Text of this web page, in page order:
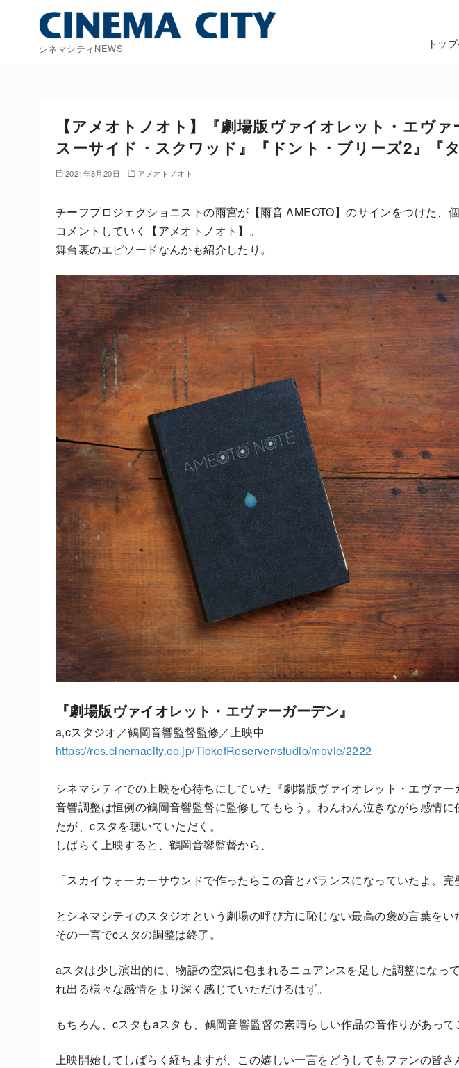
シネマシティNEWS トッ
【アメオトノオト】『劇場版ヴァイオレット・エヴァ
スーサイド・スクワッド』『ドント・ブリーズ2』『
2021年8月20日 アメオトノオト
チーフプロジェクショニストの雨宮が【雨音 AMEOTO】のサインをつけた、
コメントしていく【アメオトノオト】。
舞台裏のエピソードなんかも紹介したり。
『劇場版ヴァイオレット・エヴァーガーデン』
a,cスタジオ／鶴岡音響監督監修／上映中
https://res.cinemacity.co.jp/TicketReserver/studio/movie/2222
シネマシティでの上映を心待ちにしていた『劇場版ヴァイオレット・エヴァー
音響調整は恒例の鶴岡音響監督に監修してもらう。わんわん泣きながら感情
たが、cスタを聴いていただく。
しばらく上映すると、鶴岡音響監督から、
「スカイウォーカーサウンドで作ったらこの音とバランスになっていたよ。完
とシネマシティのスタジオという劇場の呼び方に恥じない最高の褒め言葉をい
その一言でcスタの調整は終了。
aスタは少し演出的に、物語の空気に包まれるニュアンスを足した調整になっ
れ出る様々な感情をより深く感じていただけるはず。
もちろん、cスタもaスタも、鶴岡音響監督の素晴らしい作品の音作りがあって
上映開始してしばらく経ちますが、この嬉しい一言をどうしてもファンの皆さ